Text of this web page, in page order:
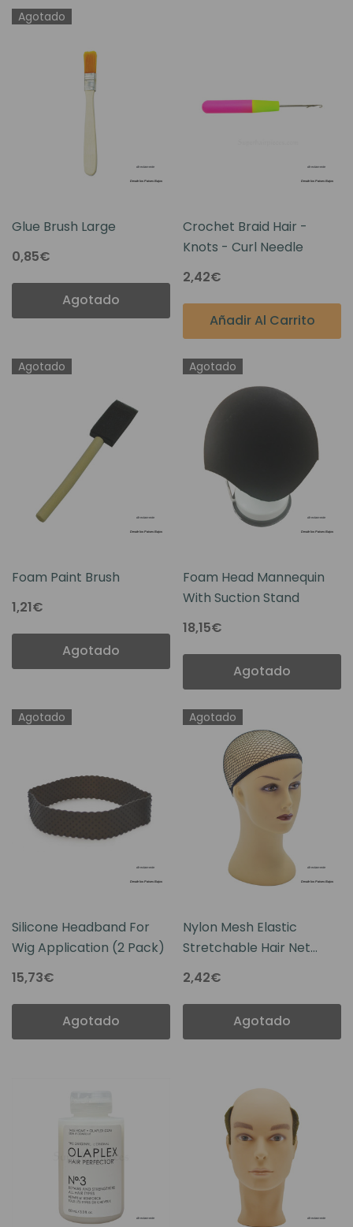
Agotado
Glue Brush Large
0,85€
Agotado
Crochet Braid Hair -
Knots - Curl Needle
2,42€
Añadir Al Carrito
Agotado
Foam Paint Brush
1,21€
Agotado
Agotado
Foam Head Mannequin
With Suction Stand
18,15€
Agotado
Agotado
Silicone Headband For
Wig Application (2 Pack)
15,73€
Agotado
Agotado
Nylon Mesh Elastic
Stretchable Hair Net
With Elastic Band With
Double Open End Cut
2,42€
Agotado